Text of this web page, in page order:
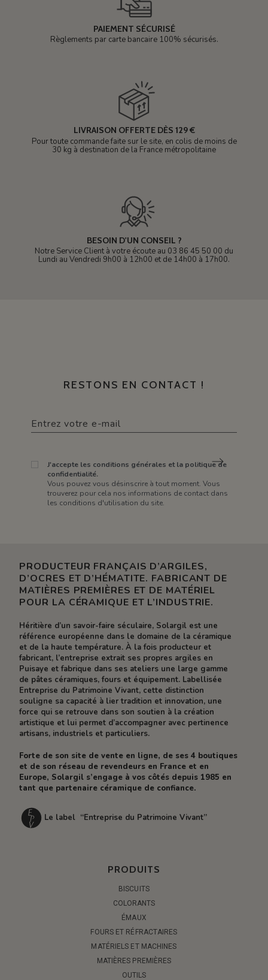
PAIEMENT SÉCURISÉ
Règlements par carte bancaire 100% sécurisés.
LIVRAISON OFFERTE DÈS 129 €
Pour toute commande faite sur le site, en colis de moins de
30 kg à destination de la France métropolitaine
BESOIN D'UN CONSEIL ?
Notre Service Client à votre écoute au 03 86 45 50 00 du
Lundi au Vendredi 9h00 à 12h00 et de 14h00 à 17h00.
RESTONS EN CONTACT !
J'accepte les conditions générales et la politique de
confidentialité.
Vous pouvez vous désinscrire à tout moment. Vous
trouverez pour cela nos informations de contact dans
les conditions d'utilisation du site.
PRODUCTEUR FRANÇAIS D’ARGILES,
D’OCRES ET D’HÉMATITE. FABRICANT DE
MATIÈRES PREMIÈRES ET DE MATÉRIEL
POUR LA CÉRAMIQUE ET L’INDUSTRIE.
Héritière d’un savoir-faire séculaire, Solargil est une
référence européenne dans le domaine de la céramique
et de la haute température. À la fois producteur et
fabricant, l’entreprise extrait ses propres argiles en
Puisaye et fabrique dans ses ateliers une large gamme
de pâtes céramiques, fours et équipement. Labellisée
Entreprise du Patrimoine Vivant, cette distinction
souligne sa capacité à lier tradition et innovation, une
force qui se retrouve dans son soutien à la création
artistique et lui permet d’accompagner avec pertinence
artisans, industriels et particuliers.
Forte de son site de vente en ligne, de ses 4 boutiques
et de son réseau de revendeurs en France et en
Europe, Solargil s’engage à vos côtés depuis 1985 en
tant que partenaire céramique de confiance.
Le label “Entreprise du Patrimoine Vivant”
PRODUITS
BISCUITS
COLORANTS
ÉMAUX
FOURS ET RÉFRACTAIRES
MATÉRIELS ET MACHINES
MATIÈRES PREMIÈRES
OUTILS